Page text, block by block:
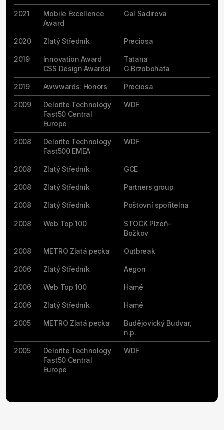
2021
Mobile Excellence
Award
Gal Sadirova
2020 Zlatý Středník Preciosa
2019
Innovation Award
CSS Design Awards)
Tatana
G.Brzobohata
2019 Awwwards: Honors Preciosa
2009
Deloitte Technology
Fast50 Central
Europe
WDF
2008
Deloitte Technology
Fast500 EMEA
WDF
2008 Zlatý Středník GCE
2008 Zlatý Středník Partners group
2008 Zlatý Středník Poštovní spořitelna
2008 Web Top 100
STOCK Plzeň-
Božkov
2008 METRO Zlatá pecka Outbreak
2006 Zlatý Středník Aegon
2006 Web Top 100 Hamé
2006 Zlatý Středník Hamé
2005 METRO Zlatá pecka
Budějovický Budvar,
n.p.
2005
Deloitte Technology
Fast50 Central
Europe
WDF